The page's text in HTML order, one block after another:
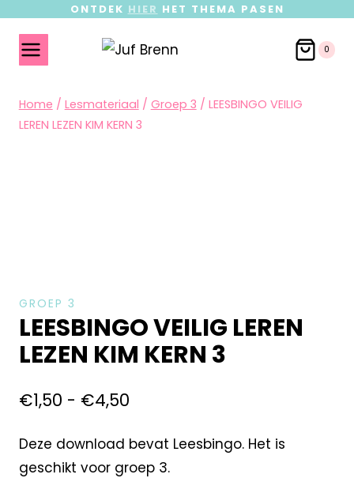
ONTDEK HIER HET THEMA PASEN
0
Home / Lesmateriaal / Groep 3 / LEESBINGO VEILIG
LEREN LEZEN KIM KERN 3
GROEP 3
LEESBINGO VEILIG LEREN
LEZEN KIM KERN 3
€1,50 - €4,50
Deze download bevat Leesbingo. Het is
geschikt voor groep 3.